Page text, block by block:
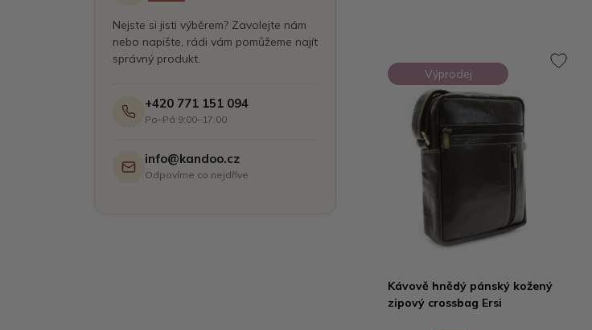
Nejste si jisti výběrem? Zavolejte nám
nebo napište, rádi vám pomůžeme najít
správný produkt.
+420 771 151 094
Po–Pá 9:00–17:00
info@kandoo.cz
Odpovíme co nejdříve
Výprodej
Kávově hnědý pánský kožený
zipový crossbag Ersi